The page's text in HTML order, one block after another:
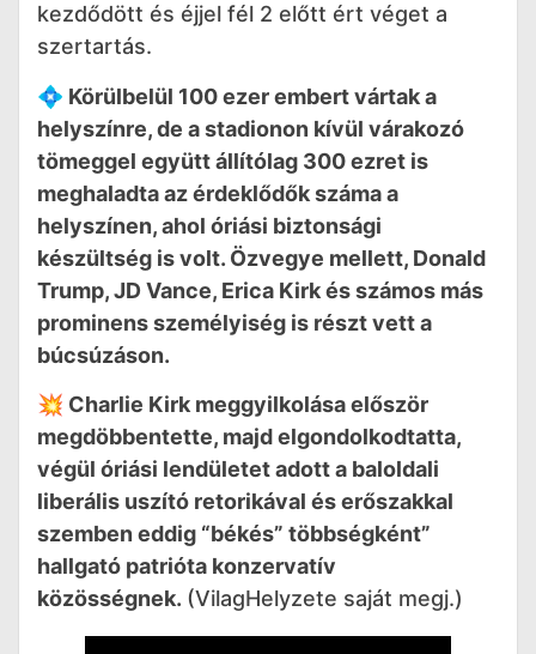
kezdődött és éjjel fél 2 előtt ért véget a
szertartás.
💠 Körülbelül 100 ezer embert vártak a
helyszínre, de a stadionon kívül várakozó
tömeggel együtt állítólag 300 ezret is
meghaladta az érdeklődők száma a
helyszínen, ahol óriási biztonsági
készültség is volt. Özvegye mellett, Donald
Trump, JD Vance, Erica Kirk és számos más
prominens személyiség is részt vett a
búcsúzáson.
💥 Charlie Kirk meggyilkolása először
megdöbbentette, majd elgondolkodtatta,
végül óriási lendületet adott a baloldali
liberális uszító retorikával és erőszakkal
szemben eddig “békés” többségként”
hallgató patrióta konzervatív
közösségnek. (VilagHelyzete saját megj.)